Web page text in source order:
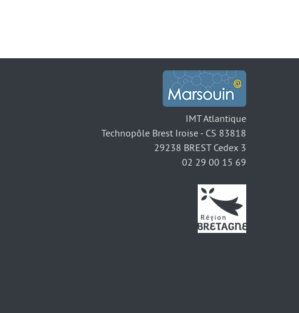
IMT Atlantique
Technopôle Brest Iroise - CS 83818
29238 BREST Cedex 3
02 29 00 15 69